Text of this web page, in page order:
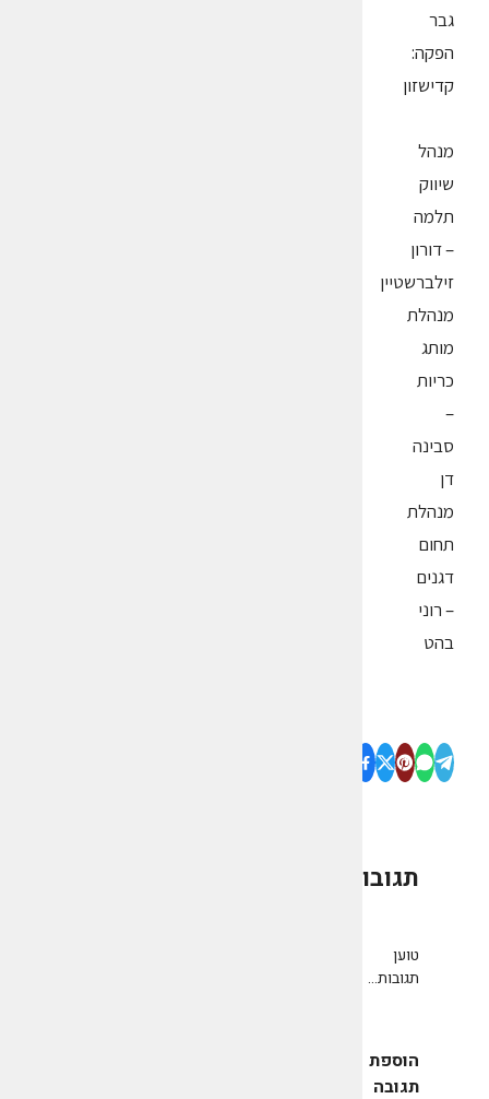
גבר
הפקה:
קדישזון
מנהל
שיווק
תלמה
– דורון
זילברשטיין
מנהלת
מותג
כריות
–
סבינה
דן
מנהלת
תחום
דגנים
– רוני
בהט
תגובות
טוען
תגובות...
הוספת
תגובה